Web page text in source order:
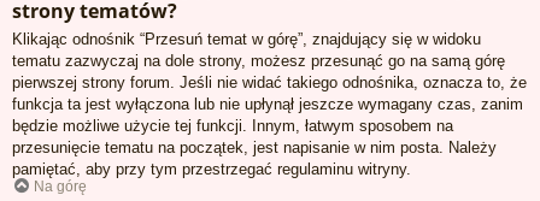
strony tematów?
Klikając odnośnik “Przesuń temat w górę”, znajdujący się w widoku
tematu zazwyczaj na dole strony, możesz przesunąć go na samą górę
pierwszej strony forum. Jeśli nie widać takiego odnośnika, oznacza to, że
funkcja ta jest wyłączona lub nie upłynął jeszcze wymagany czas, zanim
będzie możliwe użycie tej funkcji. Innym, łatwym sposobem na
przesunięcie tematu na początek, jest napisanie w nim posta. Należy
pamiętać, aby przy tym przestrzegać regulaminu witryny.
Na górę